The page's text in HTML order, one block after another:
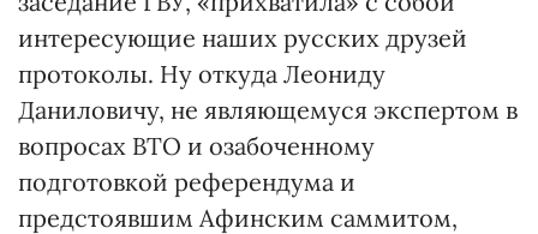
интересующие наших русских друзей
протоколы. Ну откуда Леониду
Даниловичу, не являющемуся экспертом в
вопросах ВТО и озабоченному
подготовкой референдума и
предстоявшим Афинским саммитом,